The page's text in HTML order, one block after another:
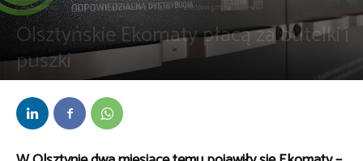
Aktualności OZE Wiadomości z Polski Zielona gmina
Olsztyńskie Ekomaty płacą za butelki i
puszki